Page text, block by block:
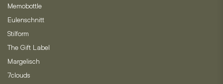
Memobottle
Eulenschnitt
Stilform
The Gift Label
Margelisch
7clouds